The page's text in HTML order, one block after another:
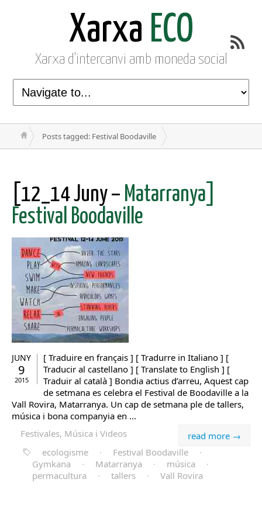
Xarxa ECO
Xarxa d'intercanvi amb moneda social
Posts tagged: Festival Boodaville
[12_14 Juny – Matarranya]
Festival Boodaville
JUNY
9
2015
[ Traduire en français ] [ Tradurre in Italiano ] [
Traducir al castellano ] [ Translate to English ] [
Traduir al català ] Bondia actius d’arreu, Aquest cap
de setmana es celebra el Festival de Boodaville a la
Vall Rovira, Matarranya. Un cap de setmana ple de tallers,
música i bona companyia en ...
read more →
Festivales, Música i Videos
ecologisme
· Festival Boodaville
·
Gymkana
· Matarranya · música
·
permacultura
· tallers · Vall Rovira